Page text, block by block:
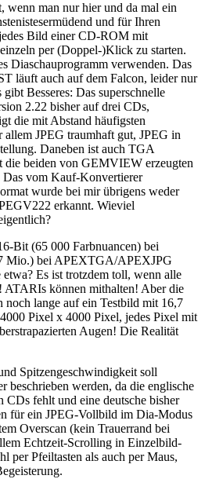
wenn man nur hier und da mal ein
und für Ihren
Bild einer CD-ROM mit
per (Doppel-)Klick zu starten.
Diaschauprogramm verwenden. Das
läuft auch auf dem Falcon, leider nur
Besseres: Das superschnelle
2.22 bisher auf drei CDs,
die mit Abstand häufigsten
JPEG traumhaft gut, JPEG in
Daneben ist auch TGA
die beiden von GEMVIEW erzeugten
vom Kauf-Konvertierer
wurde bei mir übrigens weder
erkannt. Wieviel
Bit (65 000 Farbnuancen) bei
Mio.) bei APEXTGA/APEXJPG
Es ist trotzdem toll, wenn alle
ATARIs können mithalten! Aber die
noch lange auf ein Testbild mit 16,7
Pixel x 4000 Pixel, jedes Pixel mit
Augen! Die Realität
Spitzengeschwindigkeit soll
beschrieben werden, da die englische
CDs fehlt und eine deutsche bisher
für ein JPEG-Vollbild im Dia-Modus
Overscan (kein Trauerrand bei
Echtzeit-Scrolling in Einzelbild-
per Pfeiltasten als auch per Maus,